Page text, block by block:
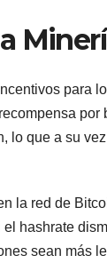
para
lo que a su
la red de
hashrate
sean más